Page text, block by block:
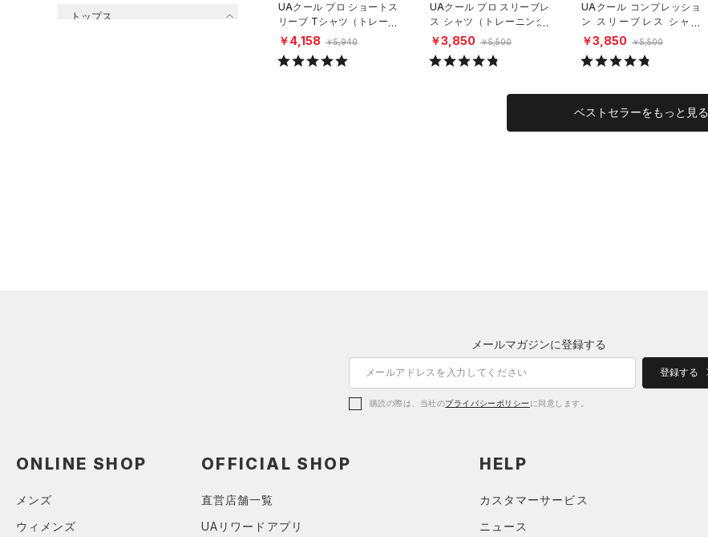
トップス
すべてのボトムス
アクセサリー
サイズ
UAクール プロ ショートス
リーブ Tシャツ（トレーニ
ング/MEN）
￥4,158 ￥5,940
UAクール プロ スリーブレ
ス シャツ（トレーニング/
MEN）
￥3,850 ￥5,500
UAクール コンプレッショ
ン スリーブレス シャツ
（トレーニング/MEN）
￥3,850 ￥5,500
ベストセラーをもっと見る
メールマガジンに登録する
登録する
購読の際は、当社のプライバシーポリシー に同意します。
ONLINE SHOP
メンズ
ウィメンズ
OFFICIAL SHOP
直営店舗一覧
UAリワードアプリ
HELP
カスタマーサービス
ニュース